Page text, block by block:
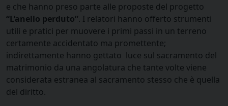
e che hanno preso parte alle proposte del progetto
“L’anello perduto”. I relatori hanno offerto strumenti
utili e pratici per muovere i primi passi in un terreno
certamente accidentato ma promettente;
indirettamente hanno gettato luce sul sacramento del
matrimonio da una angolatura che tante volte viene
considerata estranea al sacramento stesso che è quella
del diritto.